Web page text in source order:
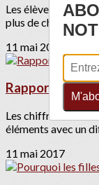
Les élèves issues
plus de chance
11 mai 2017
Rapport de
Les chiffres de
éléments avec un
11 mai 2017